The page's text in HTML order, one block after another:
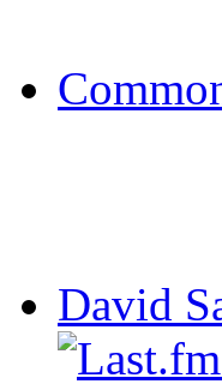
David